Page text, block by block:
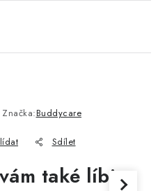
Značka:Buddycare
Sdílet
také líbit